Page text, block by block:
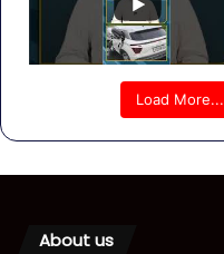
Load More...
About us